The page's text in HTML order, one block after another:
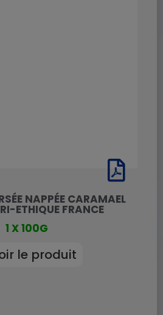
NAPPÉE CARAMAEL
ETHIQUE FRANCE
1 X 100G
le produit